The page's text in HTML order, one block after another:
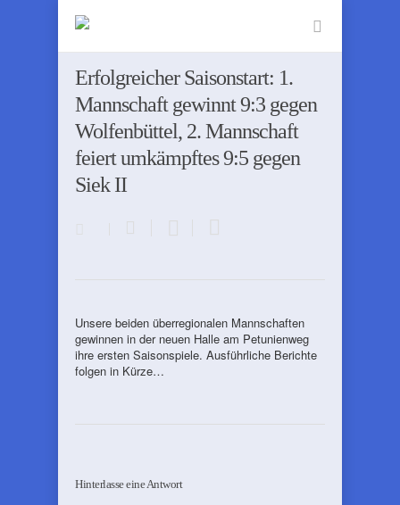
Erfolgreicher Saisonstart: 1.
Mannschaft gewinnt 9:3 gegen
Wolfenbüttel, 2. Mannschaft
feiert umkämpftes 9:5 gegen
Siek II
Unsere beiden überregionalen Mannschaften
gewinnen in der neuen Halle am Petunienweg
ihre ersten Saisonspiele. Ausführliche Berichte
folgen in Kürze…
Hinterlasse eine Antwort